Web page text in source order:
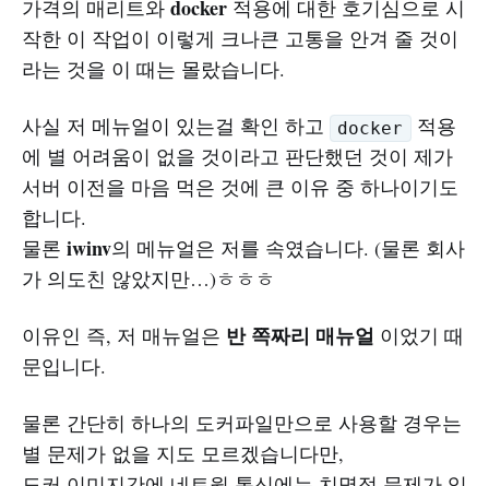
가격의 매리트와 docker 적용에 대한 호기심으로 시
작한 이 작업이 이렇게 크나큰 고통을 안겨 줄 것이
라는 것을 이 때는 몰랐습니다.
사실 저 메뉴얼이 있는걸 확인 하고 docker
적용
에 별 어려움이 없을 것이라고 판단했던 것이 제가
서버 이전을 마음 먹은 것에 큰 이유 중 하나이기도
합니다.
물론 iwinv의 메뉴얼은 저를 속였습니다. (물론 회사
가 의도친 않았지만…)ㅎㅎㅎ
이유인 즉, 저 매뉴얼은 반 쪽짜리 매뉴얼 이었기 때
문입니다.
물론 간단히 하나의 도커파일만으로 사용할 경우는
별 문제가 없을 지도 모르겠습니다만,